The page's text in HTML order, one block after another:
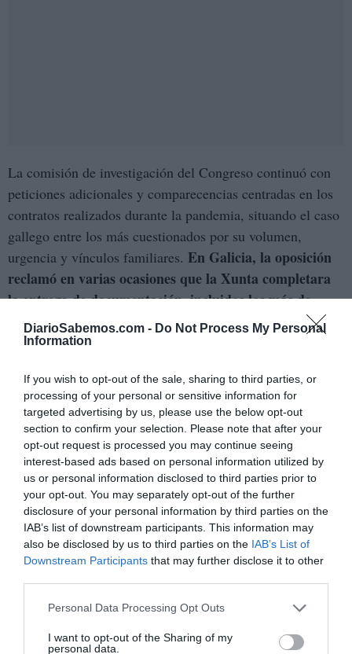
DiarioSabemos.com - Do Not Process My Personal
Information
If you wish to opt-out of the sale, sharing to third parties, or
processing of your personal or sensitive information for
targeted advertising by us, please use the below opt-out
section to confirm your selection. Please note that after your
opt-out request is processed you may continue seeing
interest-based ads based on personal information utilized by
us or personal information disclosed to third parties prior to
your opt-out. You may separately opt-out of the further
disclosure of your personal information by third parties on the
IAB’s list of downstream participants. This information may
also be disclosed by us to third parties on the IAB’s List of
Downstream Participants that may further disclose it to other
Personal Data Processing Opt Outs
I want to opt-out of the Sharing of my
personal data.
La comisión de investigación del Congreso continuó con
peticiones adicionales y comparecencias centradas en los
contratos realizados durante la pandemia, situando el caso
gallego entre los más cuestionados por su volumen,
urgencia y vínculos familiares. En Galicia, la oposición
reclamó en varias ocasiones que la Xunta completara
la entrega de documentación, incluidos los más de
1.100 contratos menores omitidos, pero la mayoría
absoluta del PP bloqueó cualquier nuevo
La escandalosa noticia llega el mismo día en que el
Tribunal Superior de Justicia de Galicia ha dictado
sentencia condenatoria por la construcción del muro de
seguridad en el chalé de Moaña de los Feijóo. La casa fue
vendida en cuanto aparecieron los primeros rumores y
titulares de prensa sobre el famoso muro, y ahora los
magistrados del TSJ, pese a que el inmueble tiene nuevo
dueño, subrayan que ese paredón es ilegal por altura y
ocupación de espacio de cesión y no encuentran “motivo
situación de seguridad” al haberse vendido a otra persona
sin responsabilidades públicas. Si ese chalé fuese